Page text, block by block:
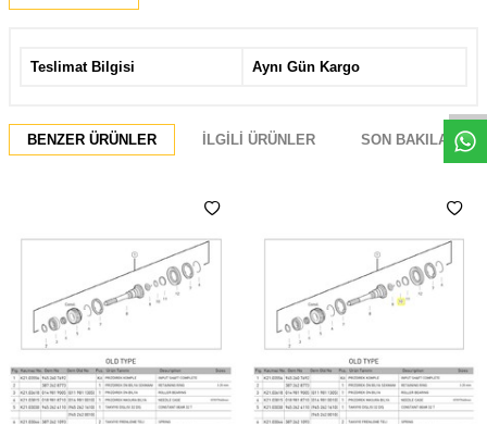
Teslimat Bilgisi Aynı Gün Kargo
BENZER ÜRÜNLER İLGILI ÜRÜNLER SON BAKILANLAR